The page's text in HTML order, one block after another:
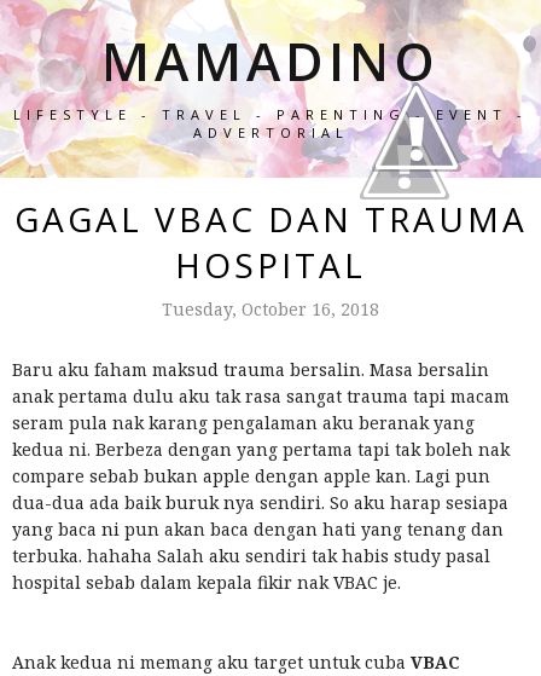
MAMADINO
LIFESTYLE - TRAVEL - PARENTING - EVENT -
ADVERTORIAL
GAGAL VBAC DAN TRAUMA
HOSPITAL
Tuesday, October 16, 2018
Baru aku faham maksud trauma bersalin. Masa bersalin
anak pertama dulu aku tak rasa sangat trauma tapi macam
seram pula nak karang pengalaman aku beranak yang
kedua ni. Berbeza dengan yang pertama tapi tak boleh nak
compare sebab bukan apple dengan apple kan. Lagi pun
dua-dua ada baik buruk nya sendiri. So aku harap sesiapa
yang baca ni pun akan baca dengan hati yang tenang dan
terbuka. hahaha Salah aku sendiri tak habis study pasal
hospital sebab dalam kepala fikir nak VBAC je.
Anak kedua ni memang aku target untuk cuba VBAC